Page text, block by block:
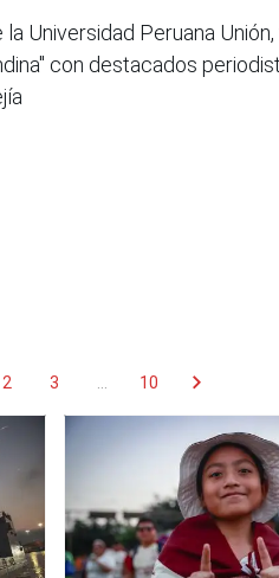
Universidad Peruana
con destacados
2 3 10 chevron_right